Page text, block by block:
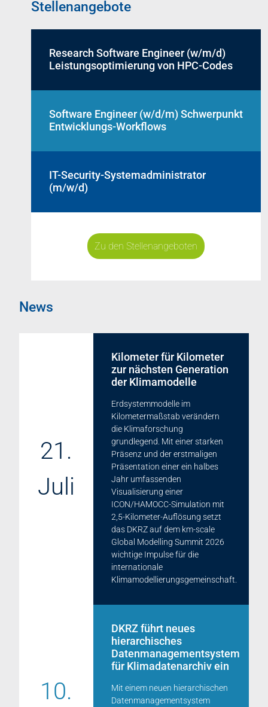
Stellenangebote
Research Software Engineer (w/m/d)
Leistungsoptimierung von HPC-Codes
Software Engineer (w/d/m) Schwerpunkt
Entwicklungs-Workflows
IT-Security-Systemadministrator
(m/w/d)
Zu den Stellenangeboten
News
21.
Juli
Kilometer für Kilometer
zur nächsten Generation
der Klimamodelle
Erdsystemmodelle im
Kilometermaßstab verändern
die Klimaforschung
grundlegend. Mit einer starken
Präsenz und der erstmaligen
Präsentation einer ein halbes
Jahr umfassenden
Visualisierung einer
ICON/HAMOCC-Simulation mit
2,5-Kilometer-Auflösung setzt
das DKRZ auf dem km-scale
Global Modelling Summit 2026
wichtige Impulse für die
internationale
Klimamodellierungsgemeinschaft.
10.
DKRZ führt neues
hierarchisches
Datenmanagementsystem
für Klimadatenarchiv ein
Mit einem neuen hierarchischen
Datenmanagementsystem